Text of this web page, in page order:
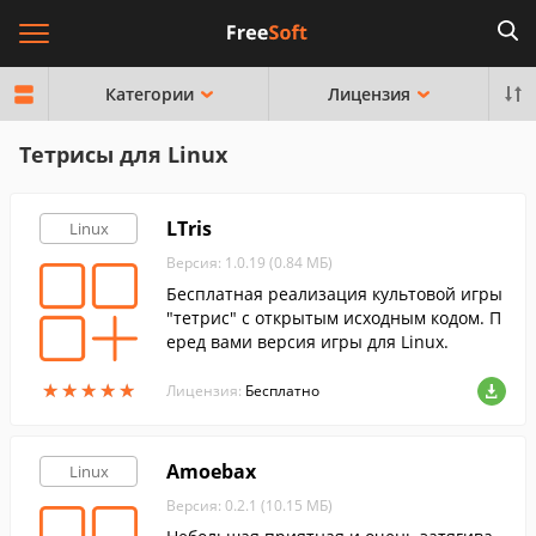
Категории Лицензия
Тетрисы для Linux
Linux
★★★★★
★★★★★
LTris
Версия: 1.0.19 (0.84 МБ)
Бесплатная реализация культовой игры
"тетрис" с открытым исходным кодом. П
еред вами версия игры для Linux.
Лицензия: Бесплатно
Linux Amoebax
Версия: 0.2.1 (10.15 МБ)